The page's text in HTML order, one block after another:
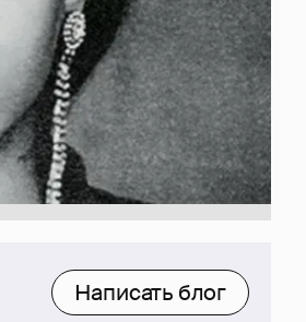
Написать блог